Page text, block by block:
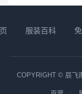
服装百科
COPYRIGHT © 辰飞